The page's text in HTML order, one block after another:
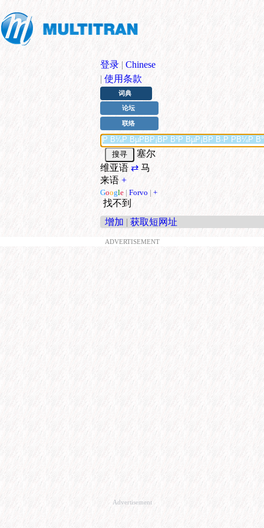
登录 | Chinese
| 使用条款
词典
论坛
联络
塞尔
维亚语 ⇄ 马
来语 +
Google | Forvo | +
找不到
增加 | 获取短网址
ADVERTISEMENT
Advertisement